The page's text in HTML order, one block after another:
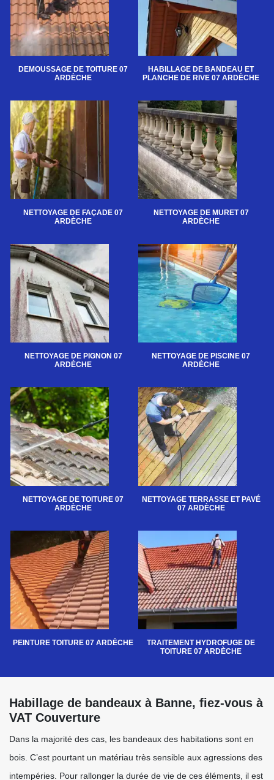
DEMOUSSAGE DE TOITURE 07
ARDÈCHE
HABILLAGE DE BANDEAU ET
PLANCHE DE RIVE 07 ARDÈCHE
NETTOYAGE DE FAÇADE 07
ARDÈCHE
NETTOYAGE DE MURET 07
ARDÈCHE
NETTOYAGE DE PIGNON 07
ARDÈCHE
NETTOYAGE DE PISCINE 07
ARDÈCHE
NETTOYAGE DE TOITURE 07
ARDÈCHE
NETTOYAGE TERRASSE ET PAVÉ
07 ARDÈCHE
PEINTURE TOITURE 07 ARDÈCHE
TRAITEMENT HYDROFUGE DE
TOITURE 07 ARDÈCHE
Habillage de bandeaux à Banne, fiez-vous à
VAT Couverture
Dans la majorité des cas, les bandeaux des habitations sont en
bois. C’est pourtant un matériau très sensible aux agressions des
intempéries. Pour rallonger la durée de vie de ces éléments, il est